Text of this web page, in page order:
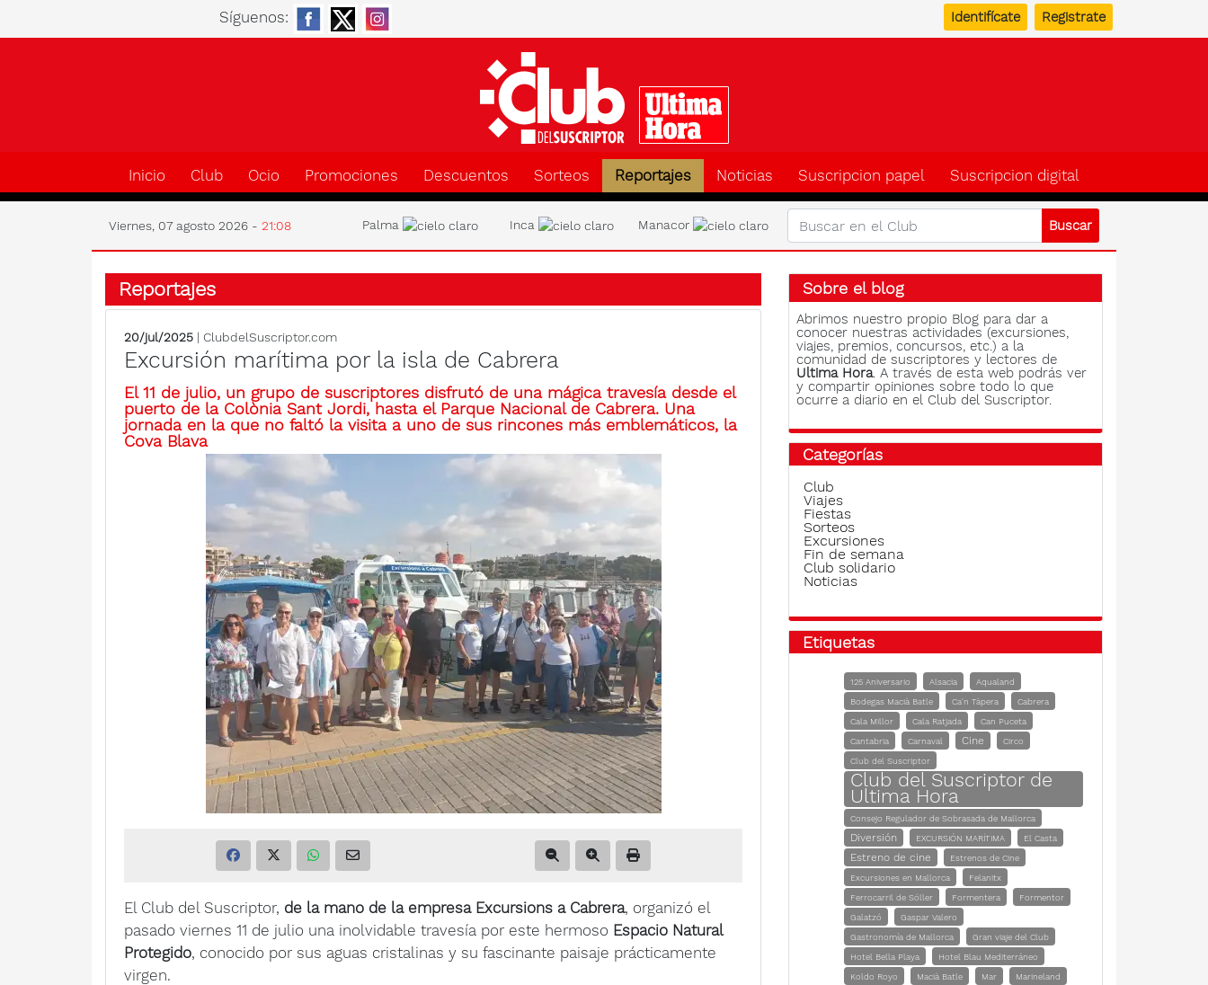
Síguenos: Identifícate Registrate
Inicio Club Ocio Promociones Descuentos Sorteos Reportajes Noticias Suscripcion papel Suscripcion digital
Viernes, 07 agosto 2026 - 21:08 Palma Inca Manacor
Reportajes
20/jul/2025 | ClubdelSuscriptor.com
Excursión marítima por la isla de Cabrera
El 11 de julio, un grupo de suscriptores disfrutó de una mágica travesía desde el
puerto de la Colònia Sant Jordi, hasta el Parque Nacional de Cabrera. Una
jornada en la que no faltó la visita a uno de sus rincones más emblemáticos, la
Cova Blava
El Club del Suscriptor, de la mano de la empresa Excursions a Cabrera, organizó el
pasado viernes 11 de julio una inolvidable travesía por este hermoso Espacio Natural
Protegido, conocido por sus aguas cristalinas y su fascinante paisaje prácticamente
virgen.
Sobre el blog
Abrimos nuestro propio Blog para dar a
conocer nuestras actividades (excursiones,
viajes, premios, concursos, etc.) a la
comunidad de suscriptores y lectores de
Ultima Hora. A través de esta web podrás ver
y compartir opiniones sobre todo lo que
ocurre a diario en el Club del Suscriptor.
Categorías
Club
Viajes
Fiestas
Sorteos
Excursiones
Fin de semana
Club solidario
Noticias
Etiquetas
125 Aniversario Alsacia
Aqualand
Bodegas Macià Batle
Ca'n Tàpera
Cabrera
Cala Millor
Cala Ratjada
Can Puceta
Cantabria
Carnaval Cine
Circo
Club del Suscriptor
Club del Suscriptor de
Ultima Hora
Consejo Regulador de Sobrasada de Mallorca
Diversión EXCURSIÓN MARÍTIMA El Casta
Estreno de cine
Estrenos de Cine
Excursiones en Mallorca
Felanitx
Ferrocarril de Sóller
Formentera
Formentor
Galatzó
Gaspar Valero
Gastronomía de Mallorca
Gran viaje del Club
Hotel Bella Playa
Hotel Blau Mediterráneo
Koldo Royo
Macià Batle Mar
Marineland